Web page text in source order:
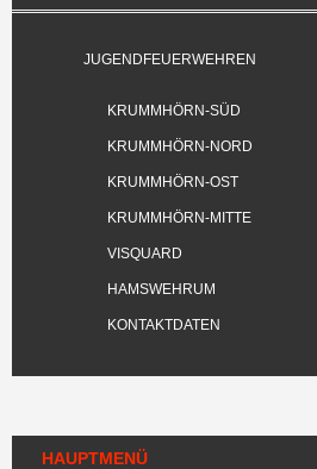
JUGENDFEUERWEHREN
KRUMMHÖRN-SÜD
KRUMMHÖRN-NORD
KRUMMHÖRN-OST
KRUMMHÖRN-MITTE
VISQUARD
HAMSWEHRUM
KONTAKTDATEN
HAUPTMENÜ